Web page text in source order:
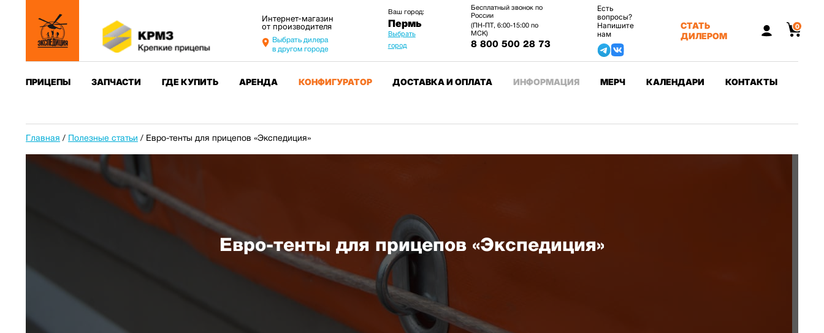
Интернет-магазин
от производителя
Выбрать дилера
в другом городе
Ваш город:
Пермь
Выбрать
город
Бесплатный звонок по
России
(ПН-ПТ, 6:00-15:00 по
МСК)
8 800 500 28 73
Есть
вопросы?
Напишите
нам
СТАТЬ
ДИЛЕРОМ
0
ПРИЦЕПЫ ЗАПЧАСТИ ГДЕ КУПИТЬ АРЕНДА КОНФИГУРАТОР ДОСТАВКА И ОПЛАТА ИНФОРМАЦИЯ МЕРЧ КАЛЕНДАРИ КОНТАКТЫ
Главная / Полезные статьи / Евро-тенты для прицепов «Экспедиция»
Евро-тенты для прицепов «Экспедиция»